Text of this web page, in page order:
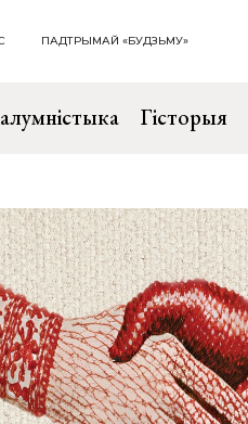
ПАДТРЫМАЙ «БУДЗЬМУ»
Гісторыя